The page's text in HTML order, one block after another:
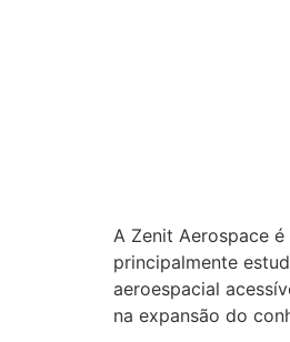
A Zenit Aerospace
principalmente
aeroespacial
na expansão do